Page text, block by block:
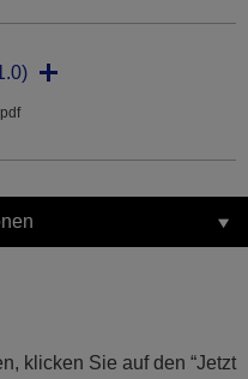
klicken Sie auf den “Jetzt